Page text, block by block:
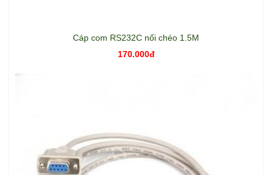
Cáp com RS232C nối chéo 1.5M
170.000đ